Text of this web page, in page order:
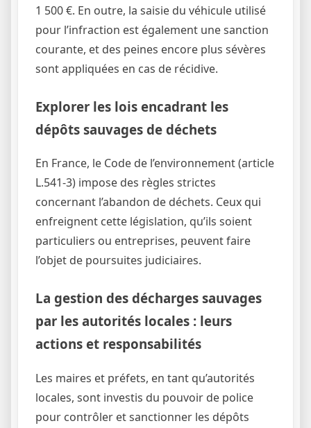
1 500 €. En outre, la saisie du véhicule utilisé
pour l’infraction est également une sanction
courante, et des peines encore plus sévères
sont appliquées en cas de récidive.
Explorer les lois encadrant les
dépôts sauvages de déchets
En France, le Code de l’environnement (article
L.541-3) impose des règles strictes
concernant l’abandon de déchets. Ceux qui
enfreignent cette législation, qu’ils soient
particuliers ou entreprises, peuvent faire
l’objet de poursuites judiciaires.
La gestion des décharges sauvages
par les autorités locales : leurs
actions et responsabilités
Les maires et préfets, en tant qu’autorités
locales, sont investis du pouvoir de police
pour contrôler et sanctionner les dépôts